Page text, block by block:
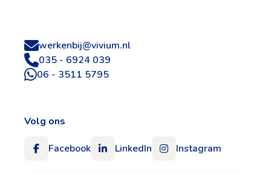
werkenbij@vivium.nl
035 - 6924 039
06 - 3511 5795
Volg ons
Facebook LinkedIn Instagram